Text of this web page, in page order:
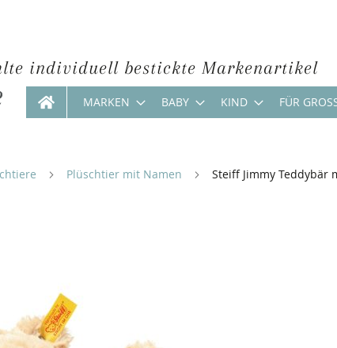
individuell bestickte Markenartikel
MARKEN BABY KIND FÜR
Plüschtier mit Namen Steiff Jimmy Teddybär